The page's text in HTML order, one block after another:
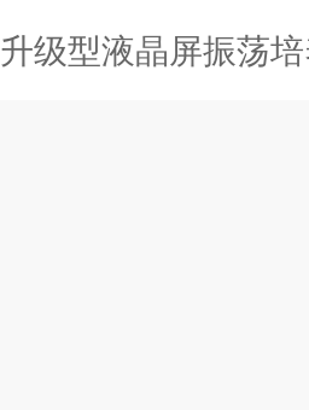
升级型液晶屏振荡培养箱